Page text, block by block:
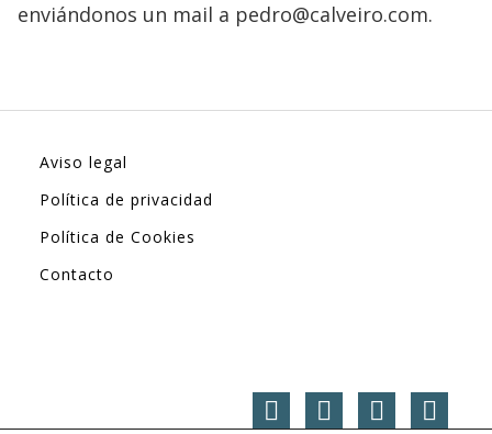
enviándonos un mail a pedro@calveiro.com.
Aviso legal
Política de privacidad
Política de Cookies
Contacto
github linkedintwitter facebook